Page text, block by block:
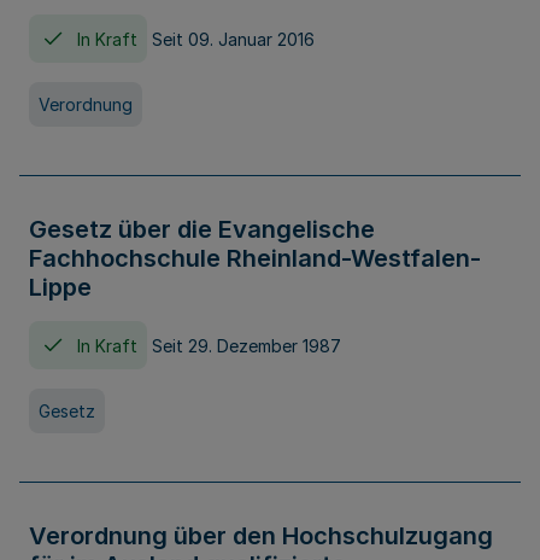
In Kraft Seit 09. Januar 2016
Verordnung
Gesetz über die Evangelische
Fachhochschule Rheinland-Westfalen-
Lippe
In Kraft Seit 29. Dezember 1987
Gesetz
Verordnung über den Hochschulzugang